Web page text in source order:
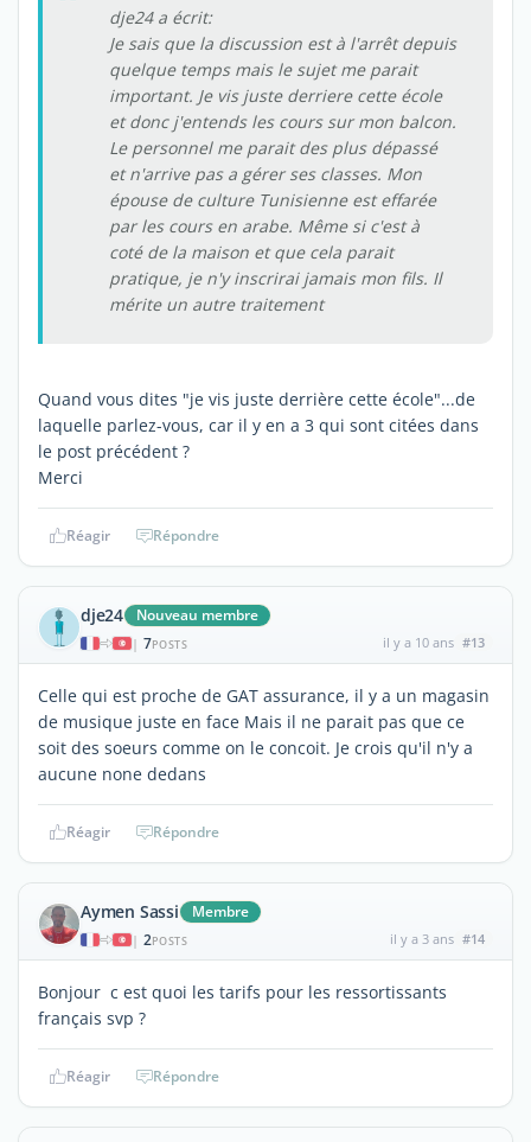
dje24 a écrit:
Je sais que la discussion est à l'arrêt depuis
quelque temps mais le sujet me parait
important. Je vis juste derriere cette école
et donc j'entends les cours sur mon balcon.
Le personnel me parait des plus dépassé
et n'arrive pas a gérer ses classes. Mon
épouse de culture Tunisienne est effarée
par les cours en arabe. Même si c'est à
coté de la maison et que cela parait
pratique, je n'y inscrirai jamais mon fils. Il
mérite un autre traitement
Quand vous dites "je vis juste derrière cette école"...de
laquelle parlez-vous, car il y en a 3 qui sont citées dans
le post précédent ?
Merci
Réagir Répondre
dje24 Nouveau membre
| 7POSTS il y a 10 ans #13
Celle qui est proche de GAT assurance, il y a un magasin
de musique juste en face Mais il ne parait pas que ce
soit des soeurs comme on le concoit. Je crois qu'il n'y a
aucune none dedans
Réagir Répondre
Aymen Sassi Membre
| 2POSTS il y a 3 ans #14
Bonjour c est quoi les tarifs pour les ressortissants
français svp ?
Réagir Répondre